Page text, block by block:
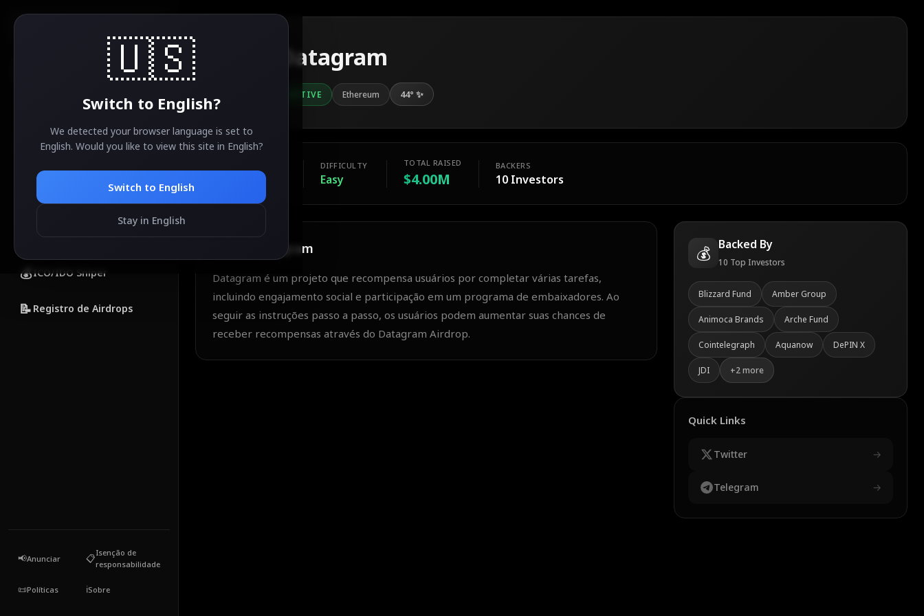
🇺🇸
Switch to English?
We detected your browser language is set to
English. Would you like to view this site in English?
Switch to English
Stay in English
Airdrops Populares
Novos Airdrops
Airdrops Concluídos
💰ICO/IDO Sniper
📝 Registro de Airdrops
📢Anunciar 📋Isenção de
responsabilidade
📜Políticas ℹ️Sobre
Datagram
ACTIVE Ethereum 44° ✨
DIFFICULTY
Easy
TOTAL RAISED
$4.00M
BACKERS
10Investors
Datagram
Datagram é um projeto que recompensa usuários por completar várias tarefas,
incluindo engajamento social e participação em um programa de embaixadores. Ao
seguir as instruções passo a passo, os usuários podem aumentar suas chances de
receber recompensas através do Datagram Airdrop.
💰 Backed By
10 Top Investors
Blizzard Fund Amber Group
Animoca Brands Arche Fund
Cointelegraph Aquanow DePIN X
JDI +2more
Quick Links
Twitter →
Telegram →